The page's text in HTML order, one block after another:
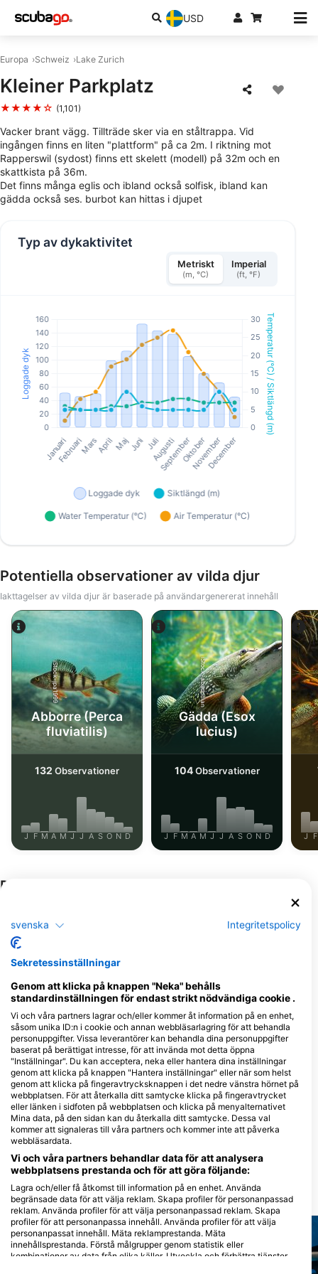
USD
Europa Schweiz Lake Zurich
Kleiner Parkplatz
★★★★☆ (1,101)
Vacker brant vägg. Tillträde sker via en ståltrappa. Vid
ingången finns en liten "plattform" på ca 2m. I riktning mot
Rapperswil (sydost) finns ett skelett (modell) på 32m och en
skattkista på 36m.
Det finns många eglis och ibland också solfisk, ibland kan
gädda också ses. burbot kan hittas i djupet
Typ av dykaktivitet
Metriskt
(m, °C)
Imperial
(ft, °F)
Potentiella observationer av vilda djur
Iakttagelser av vilda djur är baserade på användargenererat innehåll
iStock-jpa1999
Abborre (Perca
fluviatilis)
132 Observationer
J F M A M J J A S O N D
iStock-abadonian
Gädda (Esox
lucius)
104Observationer
J F M A M J J A S O N D J F
Dykcenter som serverar denna
Scuba Frogs
Zelgmatt 28, 8132 Egg, Schweiz
Ringstrasse 43, 8107 Buchs ZH,
Schweiz
Divecorner, Adventure Sports AG
Schützenstr.81, 8400
Winterthur, Schweiz
Local Diving Center & tauche.ch, Mischa Schnyder & Martin Bolte
Bruggetenstr. 6, 8833
Samstagern, Schweiz
Trimix im Bodensee, Tec Diving & Rebreather Training Center
Unterdorfstrasse 13, 8582
Dozwil, Schweiz
route d’Arvel 106,
Villeneuve, Schweiz
TSK Zürich
Stauffacherquai
Zürich, Schweiz
Affoltern am Albis,
Schweiz
Närliggande Dykplatser
svenska Integritetspolicy
Sekretessinställningar
Genom att klicka på knappen "Neka" behålls
standardinställningen för endast strikt nödvändiga cookie .
Vi och våra partners lagrar och/eller kommer åt information på en enhet,
såsom unika ID:n i cookie och annan webbläsarlagring för att behandla
personuppgifter. Vissa leverantörer kan behandla dina personuppgifter
baserat på berättigat intresse, för att invända mot detta öppna
"Inställningar". Du kan acceptera, neka eller hantera dina inställningar
genom att klicka på knappen "Hantera inställningar" eller när som helst
genom att klicka på fingeravtrycksknappen i det nedre vänstra hörnet på
webbplatsen. För att återkalla ditt samtycke klicka på fingeravtrycket
eller länken i sidfoten på webbplatsen och klicka på menyalternativet
Mina data, på den sidan kan du återkalla ditt samtycke. Dessa val
kommer att signaleras till våra partners och kommer inte att påverka
webbläsardata.
Vi och våra partners behandlar data för att analysera
webbplatsens prestanda och för att göra följande:
Lagra och/eller få åtkomst till information på en enhet. Använda
begränsade data för att välja reklam. Skapa profiler för personanpassad
reklam. Använda profiler för att välja personanpassad reklam. Skapa
profiler för att personanpassa innehåll. Använda profiler för att välja
personanpassat innehåll. Mäta reklamprestanda. Mäta
innehållsprestanda. Förstå målgrupper genom statistik eller
kombinationer av data från olika källor. Utveckla och förbättra tjänster.